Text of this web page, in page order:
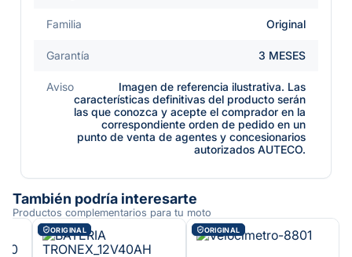
Familia Original
Garantía 3 MESES
Aviso
Imagen de referencia ilustrativa. Las
características definitivas del producto serán
las que conozca y acepte el comprador en la
correspondiente orden de pedido en un
punto de venta de agentes y concesionarios
autorizados AUTECO.
También podría interesarte
Productos complementarios para tu moto
ORIGINAL ORIGINAL